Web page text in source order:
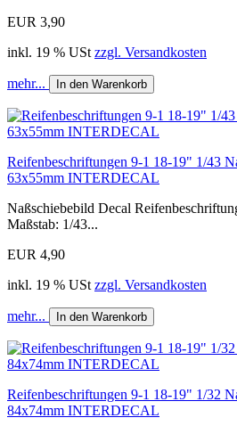
EUR 3,90
inkl. 19 % USt zzgl. Versandkosten
mehr... In den Warenkorb
Reifenbeschriftungen 9-1 18-19" 1/43
63x55mm INTERDECAL
Naßschiebebild Decal
Maßstab: 1/43...
EUR 4,90
inkl. 19 % USt zzgl. Versandkosten
mehr... In den Warenkorb
Reifenbeschriftungen 9-1 18-19" 1/32
84x74mm INTERDECAL